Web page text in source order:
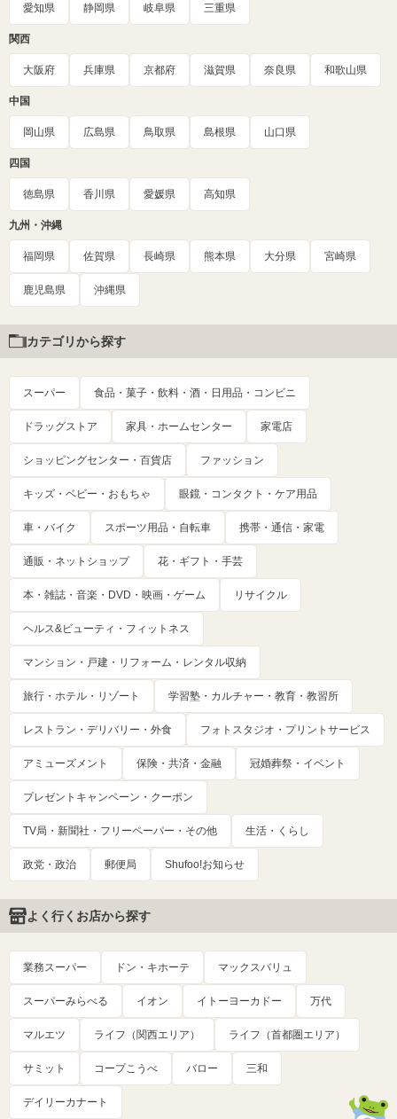
愛知県 静岡県 岐阜県 三重県
関西
大阪府 兵庫県 京都府 滋賀県 奈良県 和歌山県
中国
岡山県 広島県 鳥取県 島根県 山口県
四国
徳島県 香川県 愛媛県 高知県
九州・沖縄
福岡県 佐賀県 長崎県 熊本県 大分県 宮崎県
鹿児島県 沖縄県
カテゴリから探す
スーパー 食品・菓子・飲料・酒・日用品・コンビニ
ドラッグストア 家具・ホームセンター 家電店
ショッピングセンター・百貨店 ファッション
キッズ・ベビー・おもちゃ 眼鏡・コンタクト・ケア用品
車・バイク スポーツ用品・自転車 携帯・通信・家電
通販・ネットショップ 花・ギフト・手芸
本・雑誌・音楽・DVD・映画・ゲーム リサイクル
ヘルス&ビューティ・フィットネス
マンション・戸建・リフォーム・レンタル収納
旅行・ホテル・リゾート 学習塾・カルチャー・教育・教習所
レストラン・デリバリー・外食 フォトスタジオ・プリントサービス
アミューズメント 保険・共済・金融 冠婚葬祭・イベント
プレゼントキャンペーン・クーポン
TV局・新聞社・フリーペーパー・その他 生活・くらし
政党・政治 郵便局 Shufoo!お知らせ
よく行くお店から探す
業務スーパー ドン・キホーテ マックスバリュ
スーパーみらべる イオン イトーヨーカドー 万代
マルエツ ライフ（関西エリア） ライフ（首都圏エリア）
サミット コープこうべ バロー 三和
デイリーカナート